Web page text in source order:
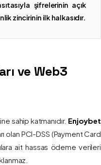
şifrelerinin açık
zincirinin ilk halkasıdır.
ve Web3
sahip katmanıdır. Enjoybet
olan PCI-DSS (Payment Card
ait hassas ödeme verileri